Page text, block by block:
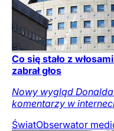
Co się stało z
zabrał głos
Nowy wygląd Donalda
komentarzy w
ŚwiatObserwator